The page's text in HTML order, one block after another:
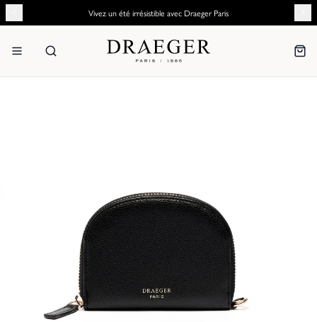
Vivez un été irrésistible avec Draeger Paris